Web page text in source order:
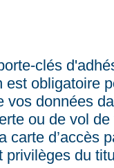
clés
obligatoire
vos données
ou de vol
carte d’accès
privilèges du